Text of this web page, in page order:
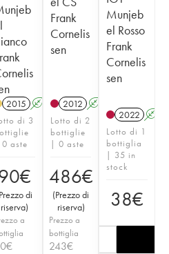
2015 A
di 3
aste
€
Prezzo di
riserva)
a
€
Frank
Cornelis
sen
2012 A
Lotto di 2
bottiglie
| 0 aste
486€
(Prezzo di
riserva)
Prezzo a
bottiglia
243€
Munjeb
el Rosso
Frank
Cornelis
sen
2022 A
Lotto di 1
bottiglia
| 35 in
stock
38€